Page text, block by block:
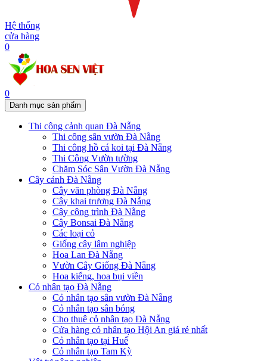
Hệ thống
cửa hàng
0
0
Danh mục sản phẩm
Thi công cảnh quan Đà Nẵng
Thi công sân vườn Đà Nẵng
Thi công hồ cá koi tại Đà Nẵng
Thi Công Vườn tường
Chăm Sóc Sân Vườn Đà Nẵng
Cây cảnh Đà Nẵng
Cây văn phòng Đà Nẵng
Cây khai trương Đà Nẵng
Cây công trình Đà Nẵng
Cây Bonsai Đà Nẵng
Các loại cỏ
Giống cây lâm nghiệp
Hoa Lan Đà Nẵng
Vườn Cây Giống Đà Nẵng
Hoa kiểng, hoa bụi viền
Cỏ nhân tạo Đà Nẵng
Cỏ nhân tạo sân vườn Đà Nẵng
Cỏ nhân tạo sân bóng
Cho thuê cỏ nhân tạo Đà Nẵng
Cửa hàng cỏ nhân tạo Hội An giá rẻ nhất
Cỏ nhân tạo tại Huế
Cỏ nhân tạo Tam Kỳ